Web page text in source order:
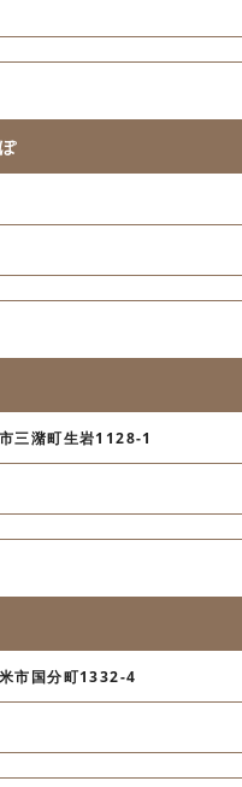
三潴町生岩1128-1
市国分町1332-4